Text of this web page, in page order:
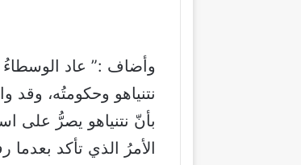
وأضاف :” عاد الوسطاءُ
نتنياهو وحكومتُه، وقد
بأنّ نتنياهو يصرُّ على
الأمرُ الذي تأكد بعدما